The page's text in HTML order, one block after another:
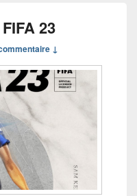
23
↓